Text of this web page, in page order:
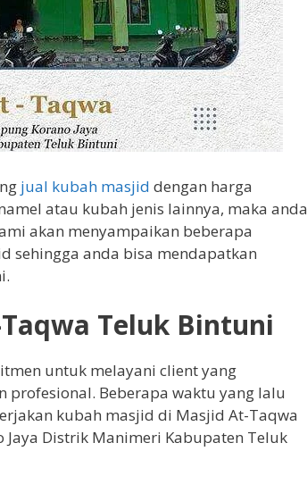
jual kubah masjid dengan harga
atau kubah jenis lainnya, maka anda
akan menyampaikan beberapa
sehingga anda bisa mendapatkan
Teluk Bintuni
untuk melayani client yang
Beberapa waktu yang lalu
kubah masjid di Masjid At-Taqwa
Distrik Manimeri Kabupaten Teluk